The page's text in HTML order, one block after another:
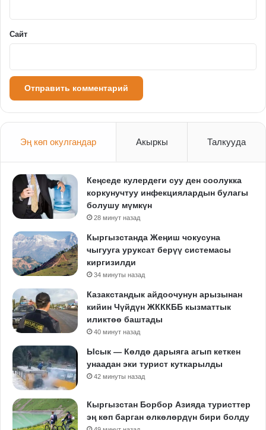
Сайт
Эң көп окулгандар Акыркы Талкууда
Кеңседе кулердеги суу ден соолукка
коркунучтуу инфекциялардын булагы
болушу мүмкүн
28 минут назад
Кыргызстанда Жеңиш чокусуна
чыгууга уруксат берүү системасы
киргизилди
34 минуты назад
Казакстандык айдоочунун арызынан
кийин Чүйдүн ЖКККББ кызматтык
иликтөө баштады
40 минут назад
Ысык — Көлдө дарыяга агып кеткен
унаадан эки турист куткарылды
42 минуты назад
Кыргызстан Борбор Азияда туристтер
эң көп барган өлкөлөрдүн бири болду